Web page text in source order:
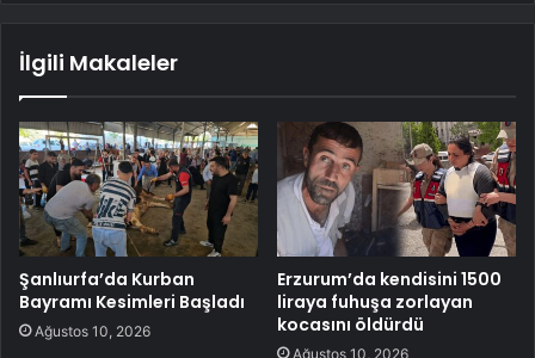
İlgili Makaleler
Şanlıurfa’da Kurban
Bayramı Kesimleri Başladı
Ağustos 10, 2026
Erzurum’da kendisini 1500
liraya fuhuşa zorlayan
kocasını öldürdü
Ağustos 10, 2026